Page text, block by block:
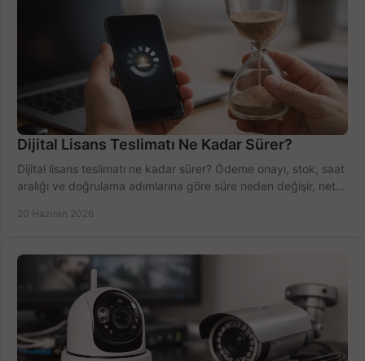
Dijital Lisans Teslimatı Ne Kadar Sürer?
Dijital lisans teslimatı ne kadar sürer? Ödeme onayı, stok, saat
aralığı ve doğrulama adımlarına göre süre neden değişir, net
20 Haziran 2026